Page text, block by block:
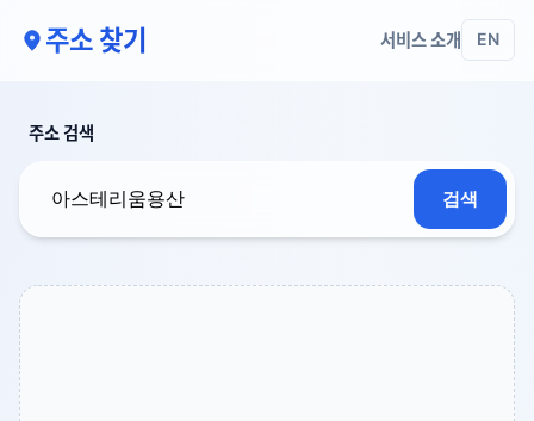
주소 찾기 서비스 소개 EN
주소 검색
검색